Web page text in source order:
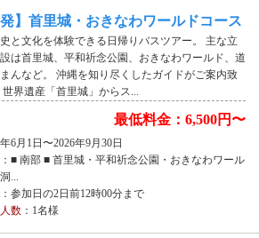
発】首里城・おきなわワールドコース
と文化を体験できる日帰りバスツアー。 主な立
は首里城、平和祈念公園、おきなわワールド、道
んなど。 沖縄を知り尽くしたガイドがご案内致
世界遺産「首里城」からス...
最低料金：6,500円〜
年6月1日〜2026年9月30日
：■ 南部 ■ 首里城・平和祈念公園・おきなわワール
...
：参加日の2日前12時00分まで
数：1名様